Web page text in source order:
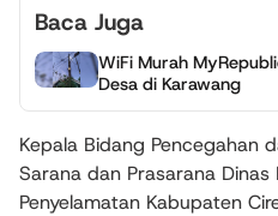
Baca Juga
WiFi Murah
Desa di Karawang
Kepala Bidang Pencegahan
Sarana dan Prasarana
Penyelamatan Kabupaten